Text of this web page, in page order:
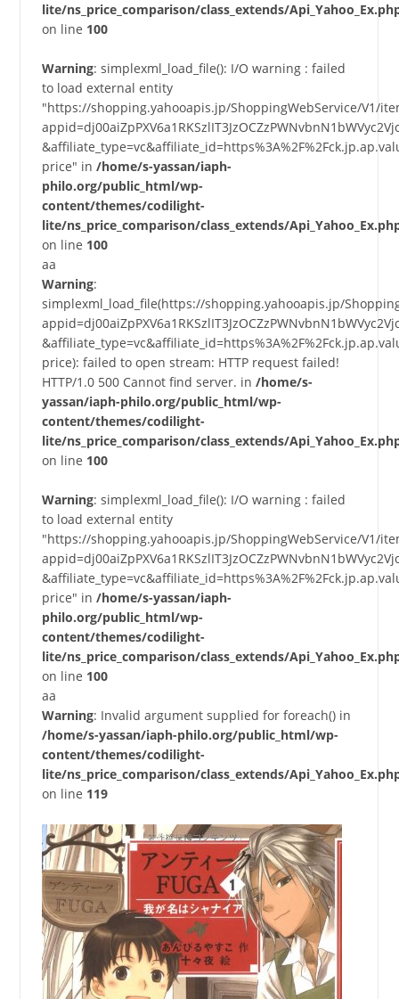
lite/ns_price_comparison/class_extends/
on line 100
Warning: simplexml_load_file(): I/O warning : failed
to load external entity
"https://shopping.yahooapis.jp/ShoppingWebService/V1/
price" in /home/s-yassan/iaph-
philo.org/public_html/wp-
content/themes/codilight-
lite/ns_price_comparison/class_extends/
on line 100
aa
Warning:
simplexml_load_file(https://shopping.yahooapis.jp/
price): failed to open stream: HTTP request failed!
HTTP/1.0 500 Cannot find server. in /home/s-
yassan/iaph-philo.org/public_html/wp-
content/themes/codilight-
lite/ns_price_comparison/class_extends/
on line 100
Warning: simplexml_load_file(): I/O warning : failed
to load external entity
"https://shopping.yahooapis.jp/ShoppingWebService/V1/
price" in /home/s-yassan/iaph-
philo.org/public_html/wp-
content/themes/codilight-
lite/ns_price_comparison/class_extends/
on line 100
aa
Warning: Invalid argument supplied for foreach() in
/home/s-yassan/iaph-philo.org/public_html/wp-
content/themes/codilight-
lite/ns_price_comparison/class_extends/
on line 119